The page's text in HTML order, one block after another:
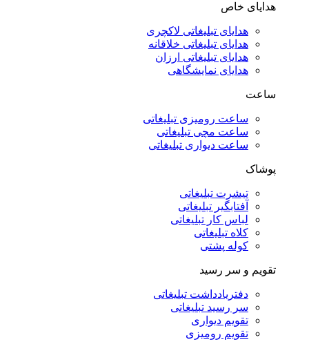
هدایای خاص
هدایای تبلیغاتی لاکچری
هدایای تبلیغاتی خلاقانه
هدایای تبلیغاتی ارزان
هدایای نمایشگاهی
ساعت
ساعت رومیزی تبلیغاتی
ساعت مچی تبلیغاتی
ساعت دیواری تبلیغاتی
پوشاک
تیشرت تبلیغاتی
آفتابگیر تبلیغاتی
لباس کار تبلیغاتی
کلاه تبلیغاتی
کوله پشتی
تقویم و سر رسید
دفتریادداشت تبلیغاتی
سر رسید تبلیغاتی
تقویم دیواری
تقویم رومیزی